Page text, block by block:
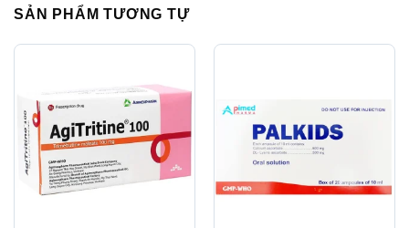
SẢN PHẨM TƯƠNG TỰ